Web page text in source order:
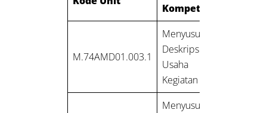
Kompetensi
M.74AMD01.003.1
Menyusun
Deskripsi Rencana
Usaha dan/atau
Kegiatan
Menyusun